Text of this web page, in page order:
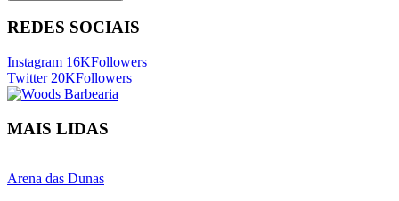
REDES SOCIAIS
Instagram 16KFollowers
Twitter 20KFollowers
MAIS LIDAS
Arena das Dunas